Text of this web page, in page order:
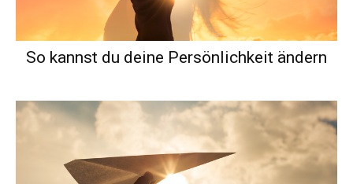
So kannst du deine Persönlichkeit ändern